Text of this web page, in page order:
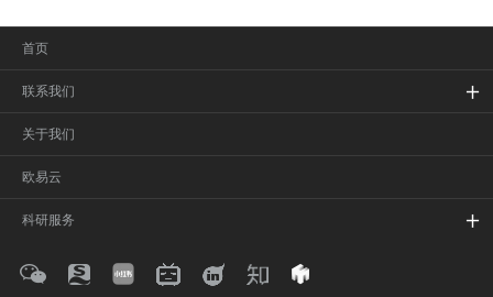
首页
联系我们
关于我们
欧易云
科研服务